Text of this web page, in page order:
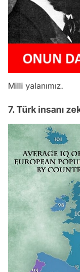
Milli yalanımız.
7. Türk insanı